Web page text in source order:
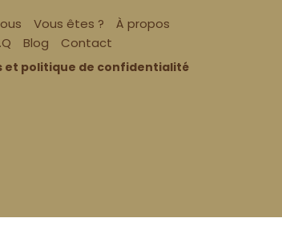
Vous êtes ?
À propos
Blog Contact
et politique de confidentialité